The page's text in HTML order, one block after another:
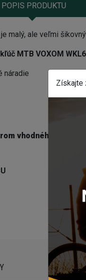
POPIS PRODUKTU
malý, ale veľmi
MTB VOXOM WKL6
náradie
vhodného
Získajte